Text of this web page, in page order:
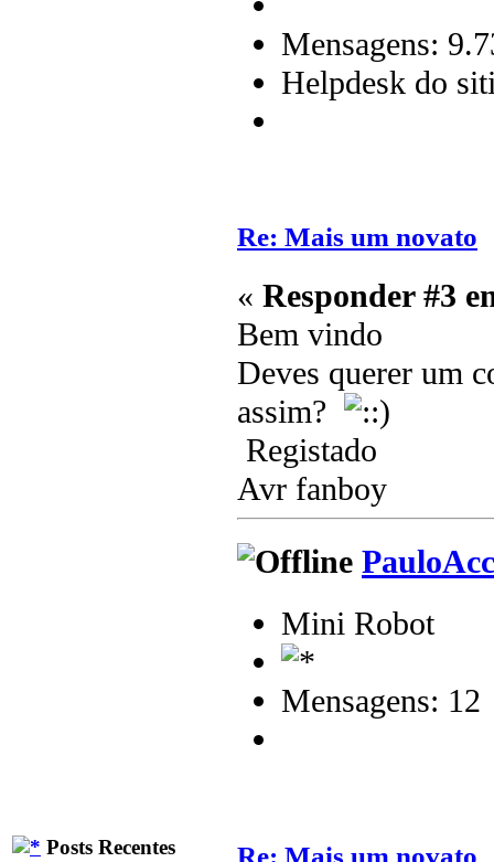
Posts Recentes
Mensagens:
Helpdesk do
Re: Mais um novato
« Responder #3
Bem vindo
Deves querer um
assim?
Registado
Avr fanboy
Mini Robot
Mensagens: 12
Re: Mais um novato